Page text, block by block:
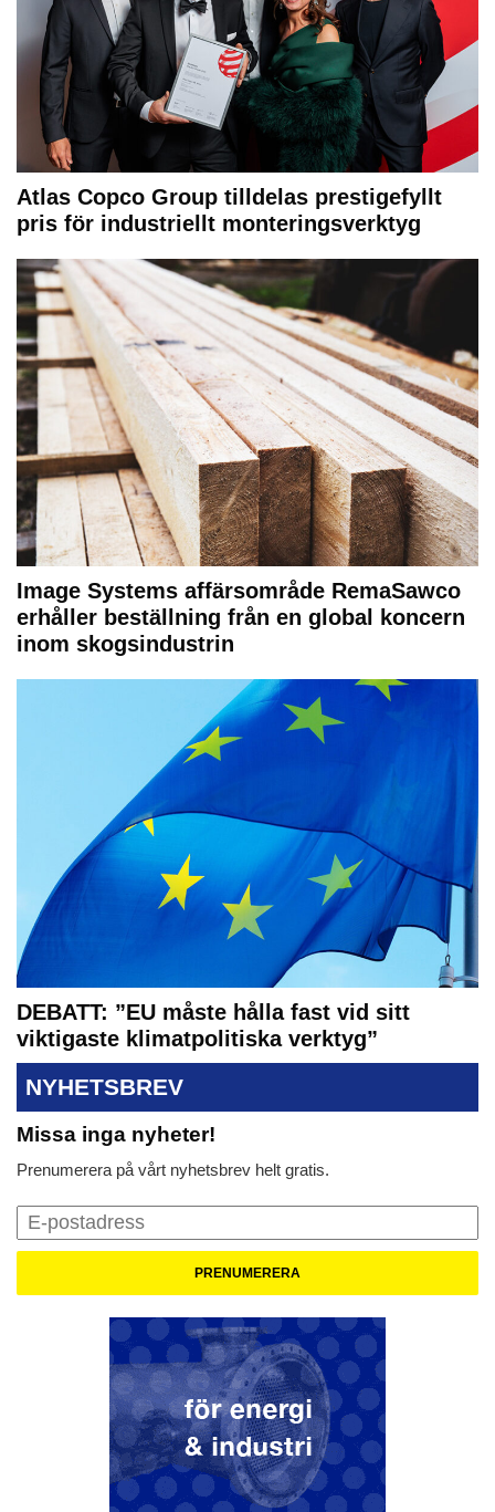
Atlas Copco Group tilldelas prestigefyllt
pris för industriellt monteringsverktyg
Image Systems affärsområde RemaSawco
erhåller beställning från en global koncern
inom skogsindustrin
DEBATT: ”EU måste hålla fast vid sitt
viktigaste klimatpolitiska verktyg”
NYHETSBREV
Missa inga nyheter!
Prenumerera på vårt nyhetsbrev helt gratis.